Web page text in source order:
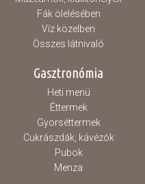
Fák ölelésében
Víz közelben
Összes látnivaló
Gasztronómia
Heti menü
Éttermek
Gyorséttermek
Cukrászdák, kávézók
Pubok
Menza